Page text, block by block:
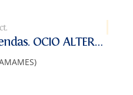
Toma las Riendas. OCIO ALTERNATIVO